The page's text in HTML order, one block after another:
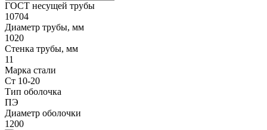
ГОСТ несущей трубы
10704
Диаметр трубы, мм
1020
Стенка трубы, мм
11
Марка стали
Ст 10-20
Тип оболочка
ПЭ
Диаметр оболочки
1200